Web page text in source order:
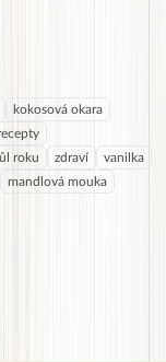
kokosová okara
roku zdraví
vanilka
mandlová mouka